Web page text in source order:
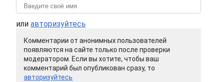
или авторизуйтесь
Комментарии от анонимных пользователей
появляются на сайте только после проверки
модератором. Если вы хотите, чтобы ваш
комментарий был опубликован сразу, то
авторизуйтесь